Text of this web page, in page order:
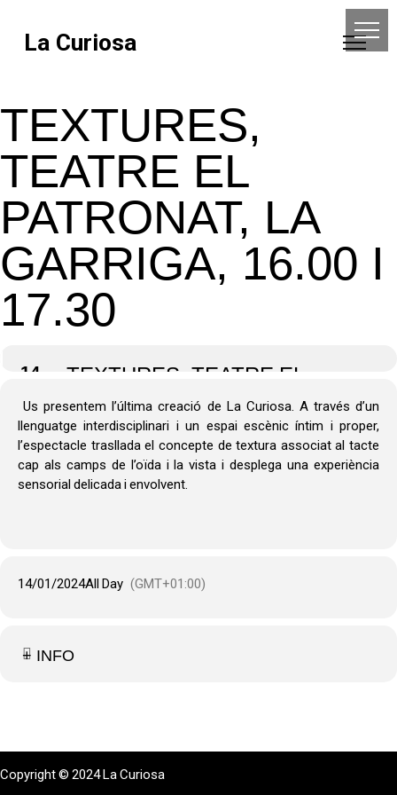
La Curiosa
TEXTURES,
TEATRE EL
PATRONAT, LA
GARRIGA, 16.00 I
17.30
14
TEXTURES, TEATRE EL
PATRONAT, LA GARRIGA,
16.00 I 17.30
Us presentem l’última creació de La Curiosa. A través d’un
llenguatge interdisciplinari i un espai escènic íntim i proper,
l’espectacle trasllada el concepte de textura associat al tacte
cap als camps de l’oïda i la vista i desplega una experiència
sensorial delicada i envolvent.
14/01/2024All Day (GMT+01:00)
+ INFO
Copyright © 2024 La Curiosa